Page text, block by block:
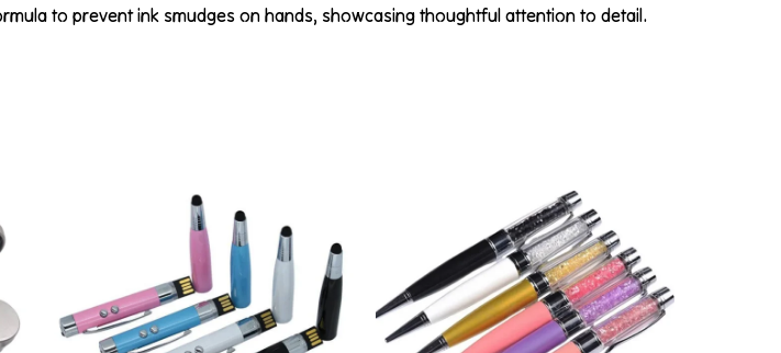
to prevent ink smudges on hands, showcasing thoughtful attention to detail.